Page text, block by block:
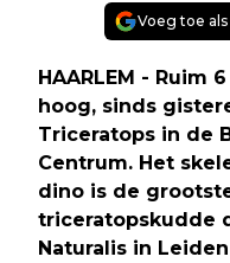
Voeg toe
HAARLEM - Ruim
hoog, sinds
Triceratops in de
Centrum. Het
dino is de
triceratopskudde
Naturalis in